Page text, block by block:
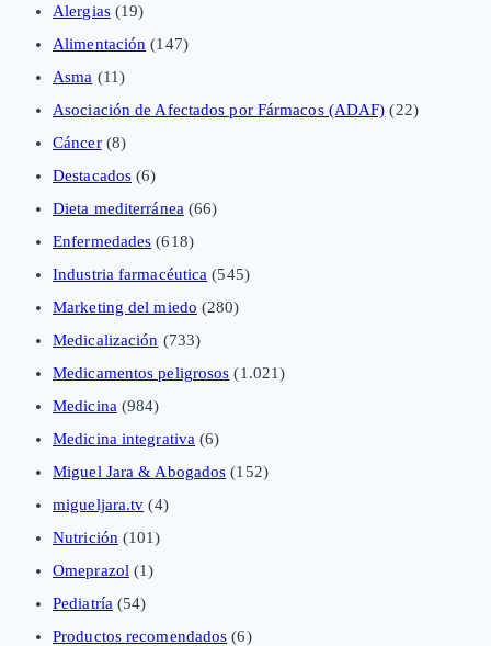
Alergias(19)
Alimentación (147)
Asma (11)
Asociación de Afectados por Fármacos (ADAF) (22)
Cáncer(8)
Destacados (6)
Dieta mediterránea (66)
Enfermedades (618)
Industria farmacéutica (545)
Marketing del miedo (280)
Medicalización (733)
Medicamentos peligrosos (1.021)
Medicina (984)
Medicina integrativa (6)
Miguel Jara & Abogados (152)
migueljara.tv (4)
Nutrición (101)
Omeprazol (1)
Pediatría (54)
Productos recomendados (6)